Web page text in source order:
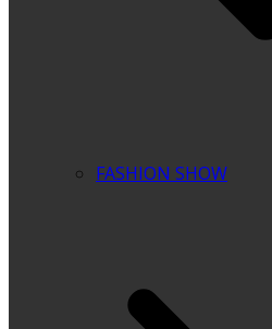
FASHION SHOW